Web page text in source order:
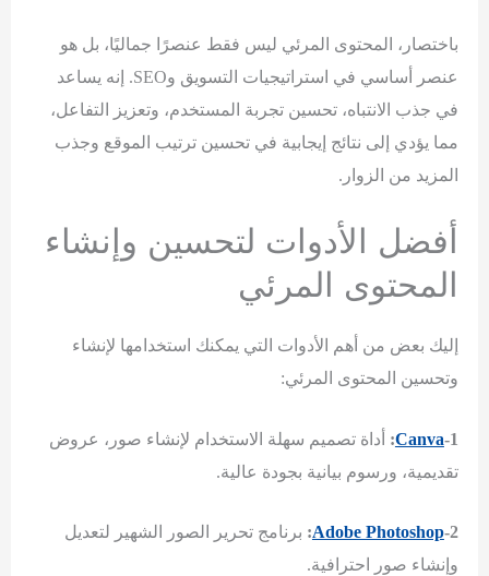
باختصار، المحتوى المرئي ليس فقط عنصرًا جماليًا، بل هو
عنصر أساسي في استراتيجيات التسويق وSEO. إنه يساعد
في جذب الانتباه، تحسين تجربة المستخدم، وتعزيز التفاعل،
مما يؤدي إلى نتائج إيجابية في تحسين ترتيب الموقع وجذب
المزيد من الزوار.
أفضل الأدوات لتحسين وإنشاء
المحتوى المرئي
إليك بعض من أهم الأدوات التي يمكنك استخدامها لإنشاء
وتحسين المحتوى المرئي:
Canva-1:
أداة تصميم سهلة الاستخدام لإنشاء صور، عروض
تقديمية، ورسوم بيانية بجودة عالية.
Adobe Photoshop-2:
برنامج تحرير الصور الشهير لتعديل
وإنشاء صور احترافية.